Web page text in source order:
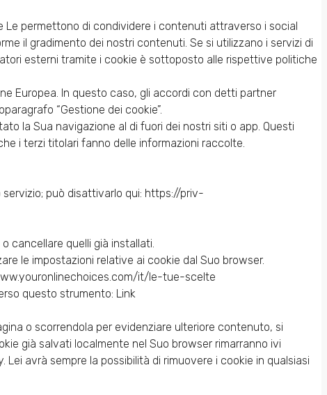
permettono di condividere i contenuti attraverso i social
il gradimento dei nostri contenuti. Se si utilizzano i servizi di
esterni tramite i cookie è sottoposto alle rispettive politiche
Europea. In questo caso, gli accordi con detti partner
“Gestione dei cookie”.
la Sua navigazione al di fuori dei nostri siti o app. Questi
i terzi titolari fanno delle informazioni raccolte.
può disattivarlo qui: https://priv-
cancellare quelli già installati.
le impostazioni relative ai cookie dal Suo browser.
it/le-tue-scelte
questo strumento: Link
o scorrendola per evidenziare ulteriore contenuto, si
già salvati localmente nel Suo browser rimarranno ivi
avrà sempre la possibilità di rimuovere i cookie in qualsiasi